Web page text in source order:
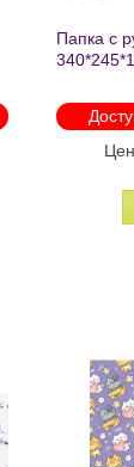
Папка с
молнии